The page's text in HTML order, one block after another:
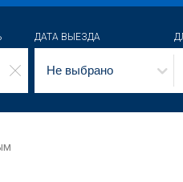
ДАТА ВЫЕЗДА
Не выбрано